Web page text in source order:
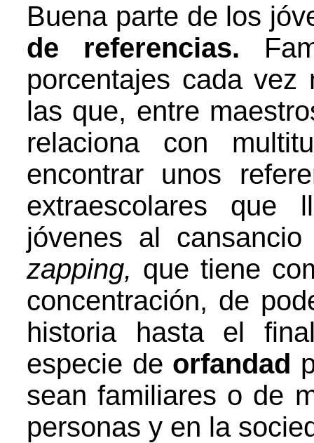
Buena parte de los
de referencias.
porcentajes cada vez
las que, entre
relaciona con
encontrar unos
extraescolares
jóvenes al
zapping, que tiene
concentración, de
historia hasta el
especie de orfandad
sean familiares o de
personas y en la